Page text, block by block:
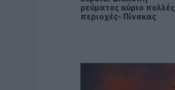
ρεύματος αύριο πολλές
περιοχές- Πίνακας